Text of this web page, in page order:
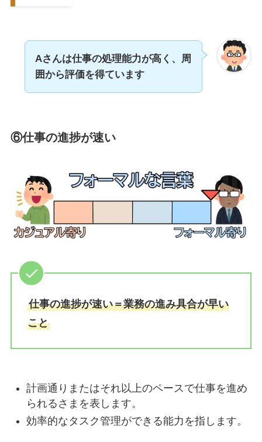
Aさんは仕事の処理能力が高く、 周
囲から評価を得ています
⑥仕事の進捗が速い
仕事の進捗が速い＝業務の進み具合が早い
こと
計画通りまたはそれ以上のペースで仕事を進め
られるさまを表します。
効率的なタスク管理ができる能力を指します。